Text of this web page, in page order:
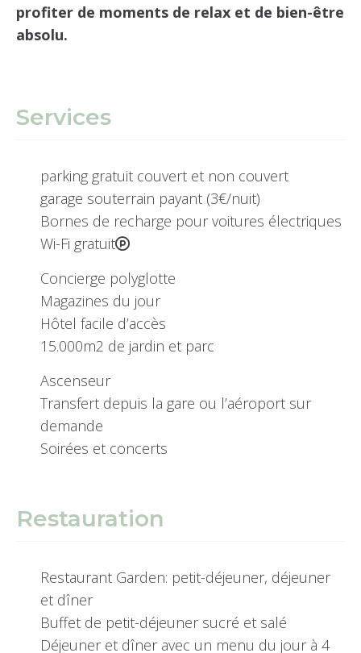
profiter de moments de relax et de bien-être
absolu.
Services
parking gratuit couvert et non couvert
garage souterrain payant (3€/nuit)
Bornes de recharge pour voitures électriques
Wi-Fi gratuit
Concierge polyglotte
Magazines du jour
Hôtel facile d’accès
15.000m2 de jardin et parc
Ascenseur
Transfert depuis la gare ou l’aéroport sur
demande
Soirées et concerts
Restauration
Restaurant Garden: petit-déjeuner, déjeuner
et dîner
Buffet de petit-déjeuner sucré et salé
Déjeuner et dîner avec un menu du jour à 4